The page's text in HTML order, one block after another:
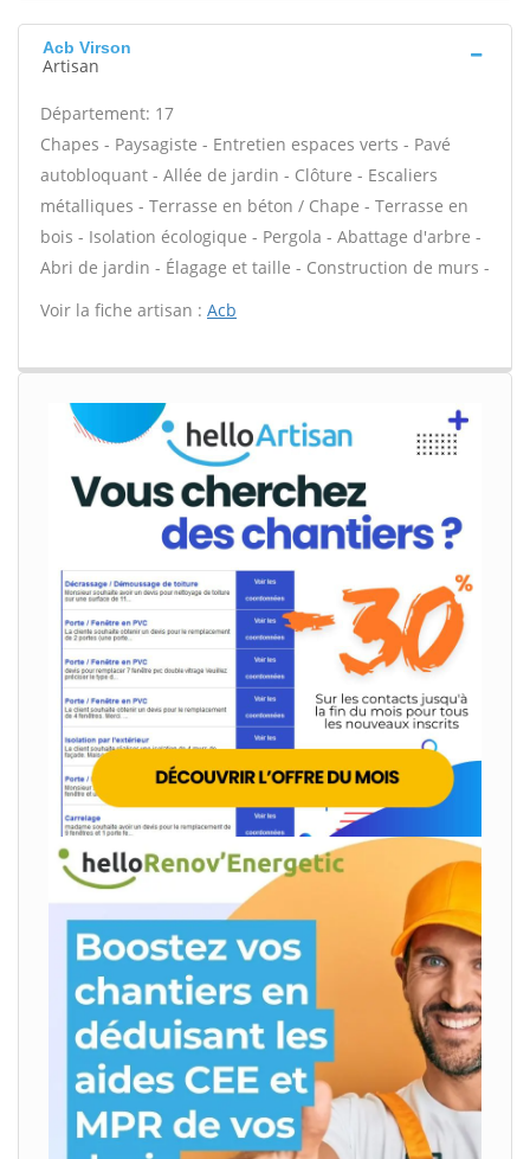
Acb Virson
Artisan
Département: 17
Chapes - Paysagiste - Entretien espaces verts - Pavé
autobloquant - Allée de jardin - Clôture - Escaliers
métalliques - Terrasse en béton / Chape - Terrasse en
bois - Isolation écologique - Pergola - Abattage d'arbre -
Abri de jardin - Élagage et taille - Construction de murs -
Voir la fiche artisan : Acb